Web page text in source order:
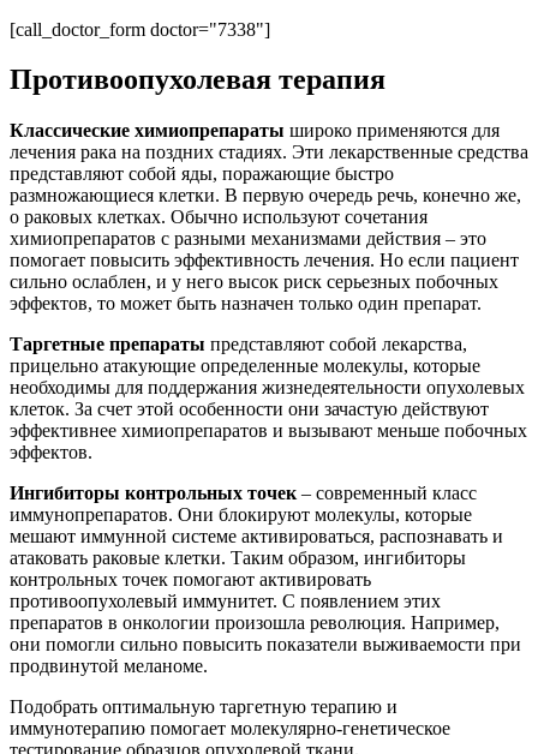
[call_doctor_form doctor="7338"]
Противоопухолевая терапия
Классические химиопрепараты широко применяются для
лечения рака на поздних стадиях. Эти лекарственные средства
представляют собой яды, поражающие быстро
размножающиеся клетки. В первую очередь речь, конечно же,
о раковых клетках. Обычно используют сочетания
химиопрепаратов с разными механизмами действия – это
помогает повысить эффективность лечения. Но если пациент
сильно ослаблен, и у него высок риск серьезных побочных
эффектов, то может быть назначен только один препарат.
Таргетные препараты представляют собой лекарства,
прицельно атакующие определенные молекулы, которые
необходимы для поддержания жизнедеятельности опухолевых
клеток. За счет этой особенности они зачастую действуют
эффективнее химиопрепаратов и вызывают меньше побочных
эффектов.
Ингибиторы контрольных точек – современный класс
иммунопрепаратов. Они блокируют молекулы, которые
мешают иммунной системе активироваться, распознавать и
атаковать раковые клетки. Таким образом, ингибиторы
контрольных точек помогают активировать
противоопухолевый иммунитет. С появлением этих
препаратов в онкологии произошла революция. Например,
они помогли сильно повысить показатели выживаемости при
продвинутой меланоме.
Подобрать оптимальную таргетную терапию и
иммунотерапию помогает молекулярно-генетическое